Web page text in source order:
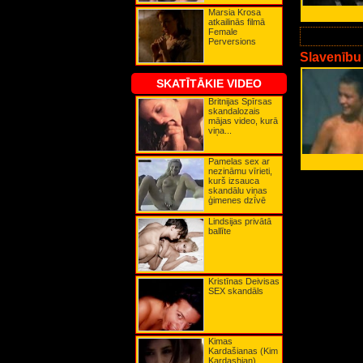
Karla Bruni
Karla Edekana
Karmena Elektra
Katerīna Bosleja
Katrīna Denēva
Keira Naitlija
Keita Bekinseila
Keita Hadsone
Keita Mosa
Keita Vinsleta
Kerolīna Mērfija
Ketrīna Zeta-Džonsa
Kima Beisingere
Kima Kardašiana
Kirstena Dantsa
Kirstija Elija
Kortnija Koksa
Kortnija Lova
Kristīna Agilera
Kristīna Deivisa
Kristīna Riči
Lady GaGa
Lilija Alena
Lindsija Lohana
Līva Tailere
Ludmila Gurčenko
Lusija Liu
Madonna
Mariška Hergiteja
Marsia Krosa
Mega Vaita
Megana Foksa
Mena Suvari
Merilina Monro
Mikija Džeimsa
Mimi Rodžersa
Marsia Krosa
atkailinās filmā
Female
Perversions
SKATĪTĀKIE VIDEO
Britnijas Spīrsas
skandalozais
mājas video, kurā
viņa...
Pamelas sex ar
nezināmu vīrieti,
kurš izsauca
skandālu viņas
ģimenes dzīvē
Lindsijas privātā
ballīte
Kristīnas Deivisas
SEX skandāls
Kimas
Kardašianas (Kim
Kardashian)